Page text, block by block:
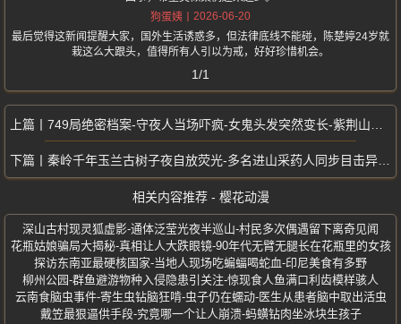
狗蛋姨
2026-06-20
最后觉得这新闻提醒大家，国外生活诱惑多，但法律底线不能碰，陈楚婷24岁就
栽这么大跟头，值得所有人引以为戒，好好珍惜机会。
1/1
749局绝密档案-守夜人当场吓疯-女鬼头发突然变长-紫荆山红衣女鬼事件
秦岭千年玉兰古树子夜自放荧光-多名进山采药人同步目击异象-花瓣浮空不散
相关内容推荐 - 樱花动漫
深山古村现灵狐虚影-通体泛莹光夜半巡山-村民多次偶遇留下离奇见闻
花瓶姑娘骗局大揭秘-真相让人大跌眼镜-90年代无臂无腿长在花瓶里的女孩
探访东南亚最硬核国家-当地人现场吃蝙蝠喝蛇血-印尼美食有多野
柳州公园-群鱼避游物种入侵隐患引关注-惊现食人鱼满口利齿模样骇人
云南食脑虫事件-寄生虫钻脑狂啃-虫子仍在蠕动-医生从患者脑中取出活虫
戴笠最狠逼供手段-究竟哪一个让人崩溃-蚂蟥钻肉坐冰块生孩子